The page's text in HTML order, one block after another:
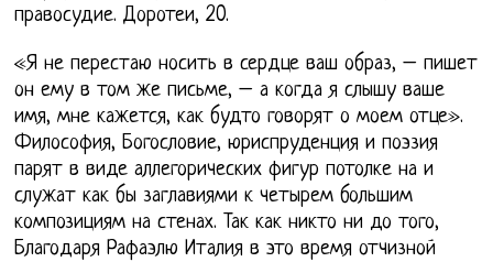
правосудие. Доротеи, 20.
«Я не перестаю носить в сердце ваш образ, – пишет
он ему в том же письме, – а когда я слышу ваше
имя, мне кажется, как будто говорят о моем отце».
Философия, Богословие, юриспруденция и поэзия
парят в виде аллегорических фигур потолке на и
служат как бы заглавиями к четырем большим
композициям на стенах. Так как никто ни до того,
Благодаря Рафаэлю Италия в это время отчизной